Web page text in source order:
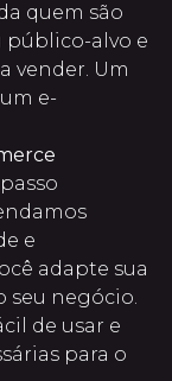
quem são
público-alvo e
vender. Um
e-
e
adapte sua
seu negócio.
de usar e
para o